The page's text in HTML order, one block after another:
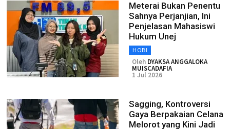
Meterai Bukan Penentu
Sahnya Perjanjian, Ini
Penjelasan Mahasiswi
Hukum Unej
HOBI
Oleh DYAKSA ANGGALOKA
MUISCADAFIA
1 Jul 2026
Sagging, Kontroversi
Gaya Berpakaian Celana
Melorot yang Kini Jadi